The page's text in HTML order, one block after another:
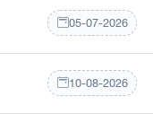
05-07-2026
10-08-2026